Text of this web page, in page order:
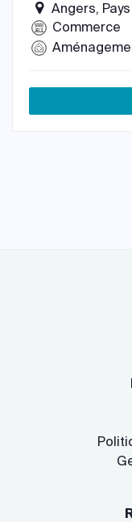
Angers,
Commerce